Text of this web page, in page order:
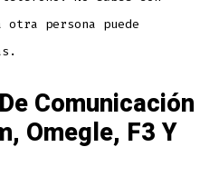
persona puede
Comunicación
Omegle, F3 Y